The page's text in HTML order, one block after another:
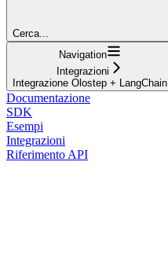
Cerca...
Navigation
Integrazioni
Integrazione Olostep + LangChain
Documentazione
SDK
Esempi
Integrazioni
Riferimento API